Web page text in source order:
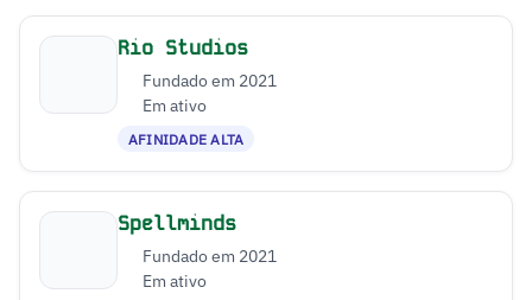
Rio Studios
Fundado em 2021
Em ativo
AFINIDADE ALTA
Spellminds
Fundado em 2021
Em ativo